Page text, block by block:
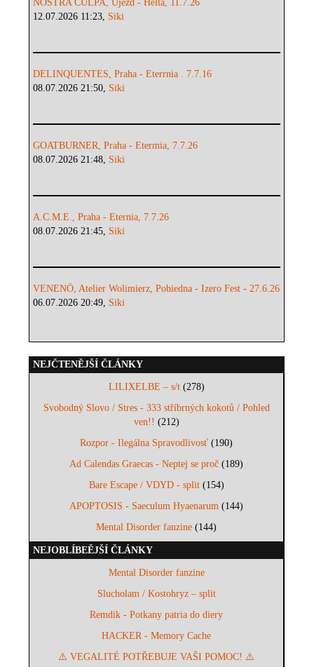
NOSTRA CULPA, Újezd - Hella, 11.7.26
12.07.2026 11:23, Siki
DELINQUENTES, Praha - Eterrnia . 7.7.16
08.07.2026 21:50, Siki
GOATBURNER, Praha - Etermia, 7.7.26
08.07.2026 21:48, Siki
A.C.M.E., Praha - Eternia, 7.7.26
08.07.2026 21:45, Siki
VENENÖ, Atelier Wolimierz, Pobiedna - Izero Fest - 27.6.26
06.07.2026 20:49, Siki
NEJČTENĚJŠÍ ČLÁNKY
LILIXELBE – s/t(278)
Svobodný Slovo / Stres - 333 stříbrných kokotů / Pohled
ven!! (212)
Rozpor - Ilegálna Spravodlivosť (190)
Ad Calendas Graecas - Neptej se proč (189)
Bare Escape / VDYD - split(154)
APOPTOSIS - Saeculum Hyaenarum (144)
Mental Disorder fanzine (144)
NEJOBLÍBEĚJŠÍ ČLÁNKY
Mental Disorder fanzine
Slucholam / Kostohryz – split
Remdik - Potkany patria do diery
HACKER - Memory Cache
⚠️ VEGALITÉ POTŘEBUJE VAŠI POMOC! ⚠️